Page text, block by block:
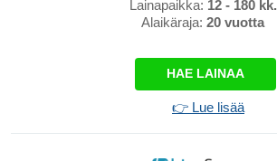
Lainapaikka: 12 - 180 kk.
Alaikäraja: 20 vuotta
HAE LAINAA
👉 Lue lisää